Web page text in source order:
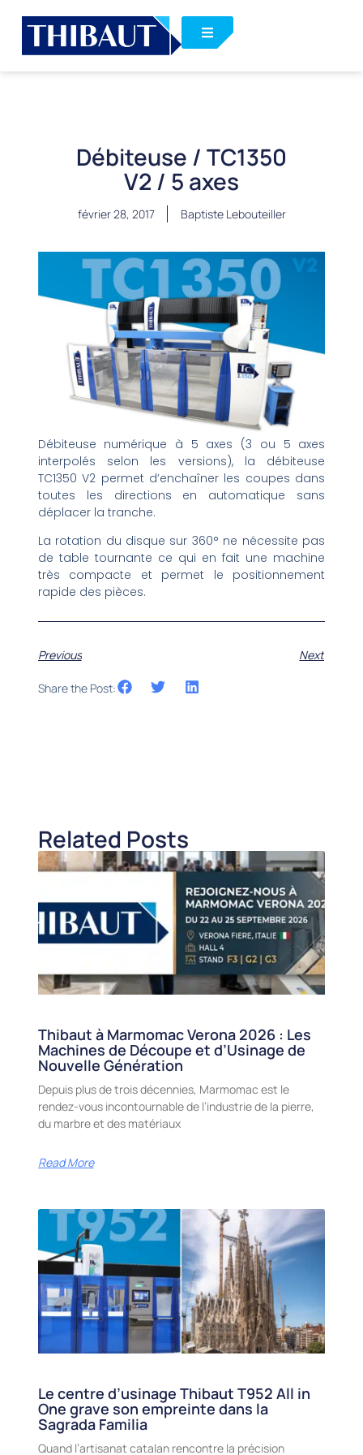
Débiteuse / TC1350
V2 / 5 axes
février 28, 2017 Baptiste Lebouteiller
Débiteuse numérique à 5 axes (3 ou 5 axes
interpolés selon les versions), la débiteuse
TC1350 V2 permet d’enchaîner les coupes dans
toutes les directions en automatique sans
déplacer la tranche.
La rotation du disque sur 360° ne nécessite pas
de table tournante ce qui en fait une machine
très compacte et permet le positionnement
rapide des pièces.
Previous Next
Share the Post:
Related Posts
Thibaut à Marmomac Verona 2026 : Les
Machines de Découpe et d’Usinage de
Nouvelle Génération
Depuis plus de trois décennies, Marmomac est le
rendez-vous incontournable de l’industrie de la pierre,
du marbre et des matériaux
Read More
Le centre d’usinage Thibaut T952 All in
One grave son empreinte dans la
Sagrada Familia
Quand l’artisanat catalan rencontre la précision